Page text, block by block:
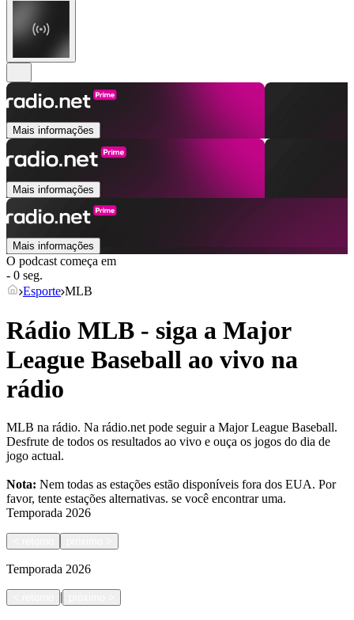
Mais informações
Mais informações
Mais informações
O podcast começa em
- 0 seg.
Esporte MLB
Rádio MLB - siga a Major
League Baseball ao vivo na
rádio
MLB na rádio. Na rádio.net pode seguir a Major League Baseball.
Desfrute de todos os resultados ao vivo e ouça os jogos do dia de
jogo actual.
Nota: Nem todas as estações estão disponíveis fora dos EUA. Por
favor, tente estações alternativas. se você encontrar uma.
Temporada 2026
Temporada 2026
|